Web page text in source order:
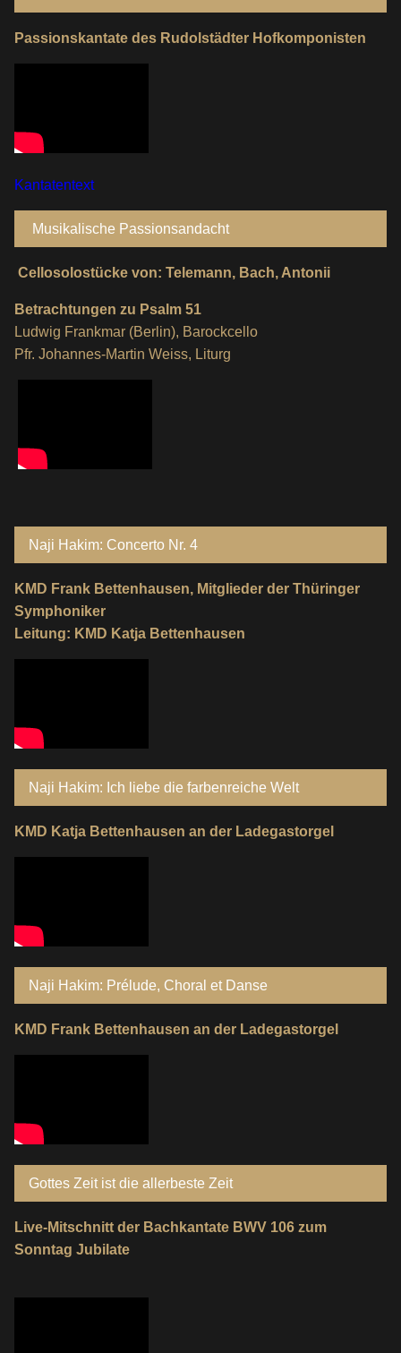
Passionskantate des Rudolstädter Hofkomponisten
Kantatentext
Musikalische Passionsandacht
Cellosolostücke von: Telemann, Bach, Antonii
Betrachtungen zu Psalm 51
Ludwig Frankmar (Berlin), Barockcello
Pfr. Johannes-Martin Weiss, Liturg
Naji Hakim: Concerto Nr. 4
KMD Frank Bettenhausen, Mitglieder der Thüringer
Symphoniker
Leitung: KMD Katja Bettenhausen
Naji Hakim: Ich liebe die farbenreiche Welt
KMD Katja Bettenhausen an der Ladegastorgel
Naji Hakim: Prélude, Choral et Danse
KMD Frank Bettenhausen an der Ladegastorgel
Gottes Zeit ist die allerbeste Zeit
Live-Mitschnitt der Bachkantate BWV 106 zum
Sonntag Jubilate